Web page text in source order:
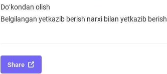
Doʻkondan olish
Belgilangan yetkazib berish narxi bilan yetkazib berish
Share